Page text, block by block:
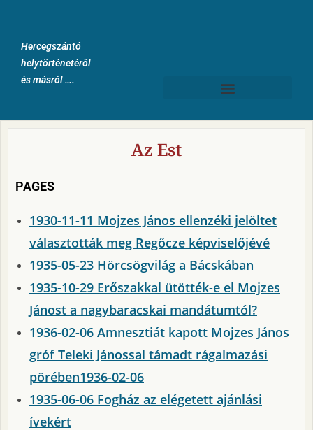
Hercegszántó
helytörténetéről
és másról ….
Az Est
PAGES
1930-11-11 Mojzes János ellenzéki jelöltet
választották meg Regőcze képviselőjévé
1935-05-23 Hörcsögvilág a Bácskában
1935-10-29 Erőszakkal ütötték-e el Mojzes
Jánost a nagybaracskai mandátumtól?
1936-02-06 Amnesztiát kapott Mojzes János
gróf Teleki Jánossal támadt rágalmazási
pörében1936-02-06
1935-06-06 Fogház az elégetett ajánlási
ívekért